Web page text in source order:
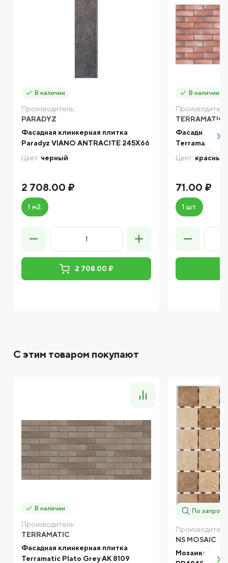
В наличии
Производитель:
PARADYZ
Фасадная клинкерная плитка
Paradyz VIANO ANTRACITE 245X66
Цвет: черный
2 708.00 ₽
1 м2.
2 708.00 ₽
В наличии
TERRAMATIC
Фасадная
Terramatic
Цвет: красный
71.00 ₽
1 шт.
С этим товаром покупают
В наличии
Производитель:
TERRAMATIC
Фасадная клинкерная плитка
Terramatic Plato Grey AK 8109
По запросу
NS MOSAIC
Мозаика NS